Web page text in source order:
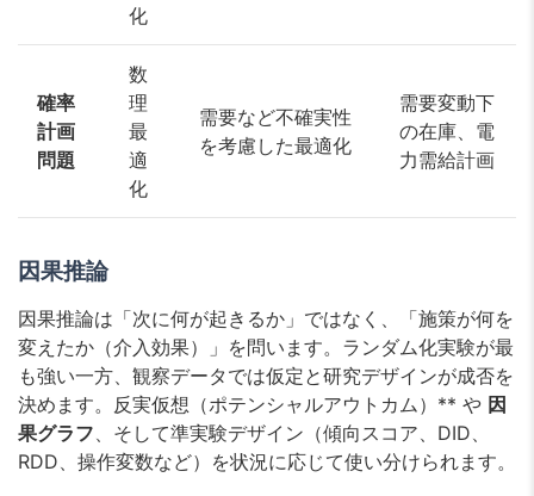
化
確率
計画
問題
数
理
最
適
化
需要など不確実性
を考慮した最適化
需要変動下
の在庫、電
力需給計画
因果推論
因果推論は「次に何が起きるか」ではなく、「施策が何を
変えたか（介入効果）」を問います。ランダム化実験が最
も強い一方、観察データでは仮定と研究デザインが成否を
決めます。反実仮想（ポテンシャルアウトカム）** や 因
果グラフ 、そして準実験デザイン（傾向スコア、DID、
RDD、操作変数など）を状況に応じて使い分けられます。